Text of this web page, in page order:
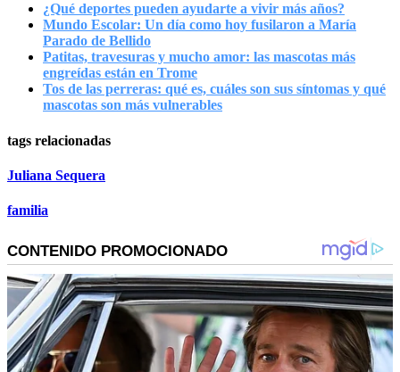
¿Qué deportes pueden ayudarte a vivir más años?
Mundo Escolar: Un día como hoy fusilaron a María
Parado de Bellido
Patitas, travesuras y mucho amor: las mascotas más
engreídas están en Trome
Tos de las perreras: qué es, cuáles son sus síntomas y qué
mascotas son más vulnerables
tags relacionadas
Juliana Sequera
familia